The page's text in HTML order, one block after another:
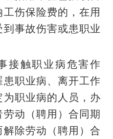
伤保险费的，在用
事故伤害或患职业
接触职业病危害作
职业病、离开工作
职业病的人员，办
动（聘用）合同期
除劳动（聘用）合